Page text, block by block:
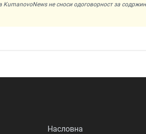
KumanovoNews не сноси одоговорност за
Насловна